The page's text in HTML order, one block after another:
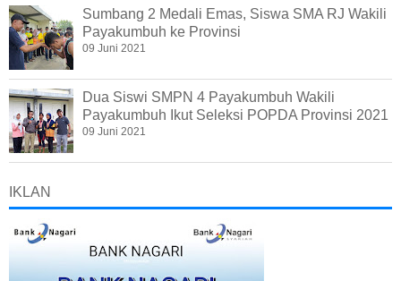
Sumbang 2 Medali Emas, Siswa SMA RJ Wakili
Payakumbuh ke Provinsi
09 Juni 2021
Dua Siswi SMPN 4 Payakumbuh Wakili
Payakumbuh Ikut Seleksi POPDA Provinsi 2021
09 Juni 2021
IKLAN